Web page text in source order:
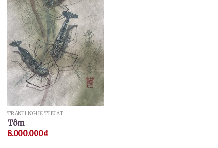
TRANH NGHỆ THUẬT
Tôm
8.000.000₫